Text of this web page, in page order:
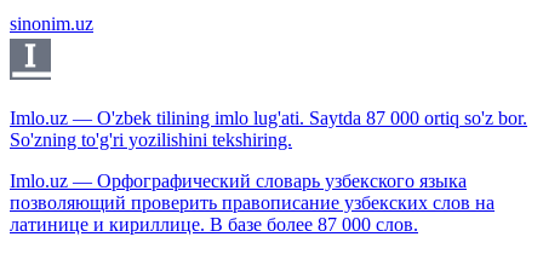
sinonim.uz
Imlo.uz — O'zbek tilining imlo lug'ati. Saytda 87 000 ortiq so'z bor.
So'zning to'g'ri yozilishini tekshiring.
Imlo.uz — Орфографический словарь узбекского языка
позволяющий проверить правописание узбекских слов на
латинице и кириллице. В базе более 87 000 слов.